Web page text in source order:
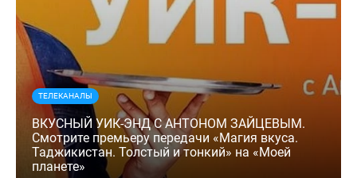
ТЕЛЕКАНАЛЫ
ВКУСНЫЙ УИК-ЭНД С АНТОНОМ ЗАЙЦЕВЫМ.
Смотрите премьеру передачи «Магия вкуса.
Таджикистан. Толстый и тонкий» на «Моей
планете»